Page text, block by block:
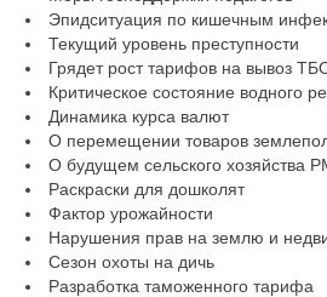
Эпидситуация по кишечным
Текущий уровень преступности
Грядет рост тарифов на вывоз
Критическое состояние водного
Динамика курса валют
О перемещении товаров
О будущем сельского хозяйства
Раскраски для дошколят
Фактор урожайности
Нарушения прав на землю и
Сезон охоты на дичь
Разработка таможенного тарифа